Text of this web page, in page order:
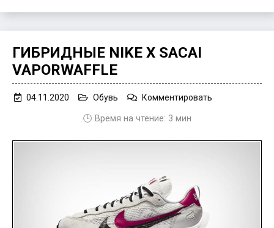
TelegramВКонтакте
ГИБРИДНЫЕ NIKE X SACAI
VAPORWAFFLE
04.11.2020 Обувь Комментировать
🕒 Время на чтение: 3 мин